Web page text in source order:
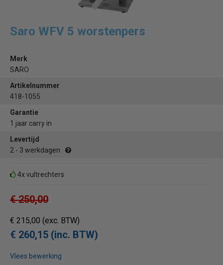
Saro WFV 5 worstenpers
Merk
SARO
Artikelnummer
418-1055
Garantie
1 jaar carry in
Levertijd
2 - 3 werkdagen
4x vultrechters
€ 250,00
€ 215,00 (exc. BTW)
€ 260,15 (inc. BTW)
Vlees bewerking